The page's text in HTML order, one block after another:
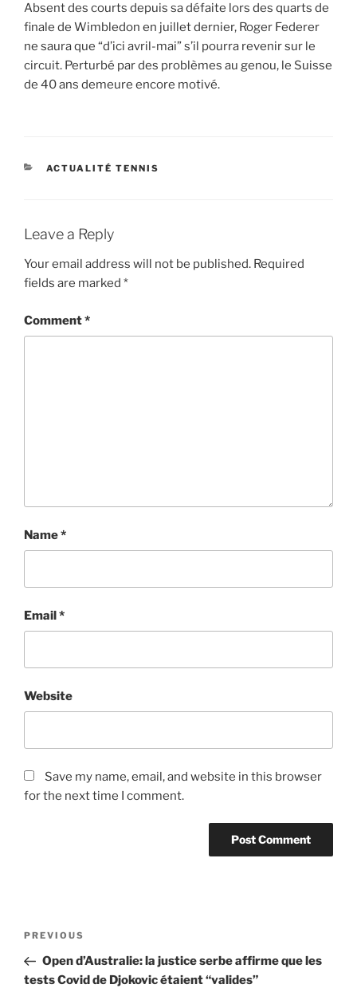
Absent des courts depuis sa défaite lors des quarts de
finale de Wimbledon en juillet dernier, Roger Federer
ne saura que “d’ici avril-mai” s’il pourra revenir sur le
circuit. Perturbé par des problèmes au genou, le Suisse
de 40 ans demeure encore motivé.
CATEGORIES
ACTUALITÉ TENNIS
Leave a Reply
Your email address will not be published. Required
fields are marked *
Comment*
Name*
Email*
Website
Save my name, email, and website in this browser
for the next time I comment.
Previous
Post
PREVIOUS
Open d’Australie: la justice serbe affirme que les
tests Covid de Djokovic étaient “valides”